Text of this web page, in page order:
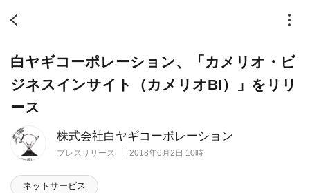
株式会社白ヤギコーポレーション
プレスリリース 2018年6月2日 10時
白ヤギコーポレーション、「カメリオ・ビ
ジネスインサイト（カメリオBI）」をリリ
ース
ネットサービス